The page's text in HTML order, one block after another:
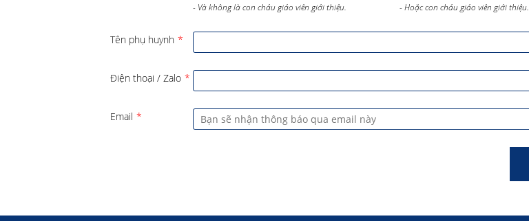
- Và không là con cháu giáo viên giới thiệu.
- Hoặc con cháu giáo viên giới thiệu.
Tên phụ huynh *
Điện thoại / Zalo *
Email *